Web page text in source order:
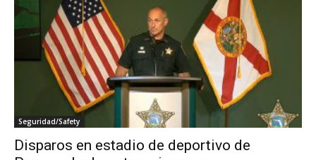
Seguridad/Safety
Disparos en estadio de deportivo de